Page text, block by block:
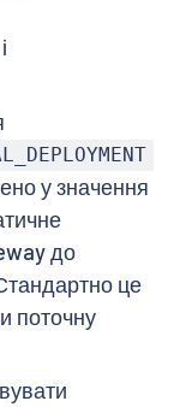
і
у значення
до
це
поточну